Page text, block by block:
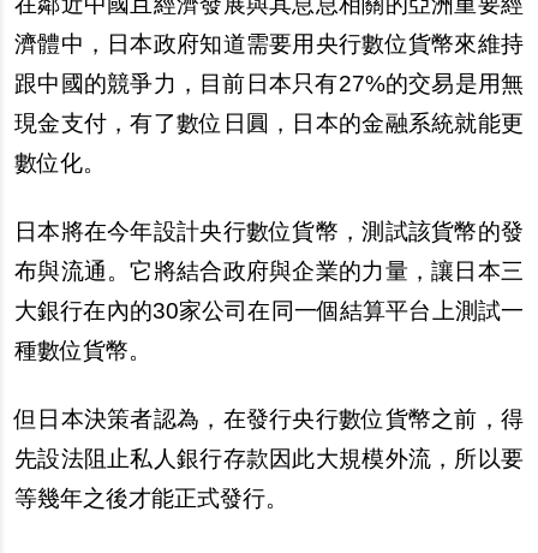
濟體中，日本政府知道需要用央行數位貨幣來維持
跟中國的競爭力，目前日本只有27%的交易是用無
現金支付，有了數位日圓，日本的金融系統就能更
數位化。
日本將在今年設計央行數位貨幣，測試該貨幣的發
布與流通。它將結合政府與企業的力量，讓日本三
大銀行在內的30家公司在同一個結算平台上測試一
種數位貨幣。
但日本決策者認為，在發行央行數位貨幣之前，得
先設法阻止私人銀行存款因此大規模外流，所以要
等幾年之後才能正式發行。